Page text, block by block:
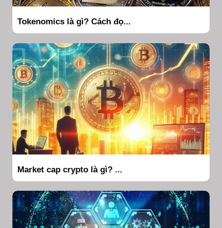
Tokenomics là gì? Cách đọ...
Market cap crypto là gì? ...